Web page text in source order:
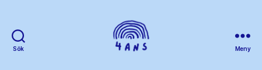
Sök Meny